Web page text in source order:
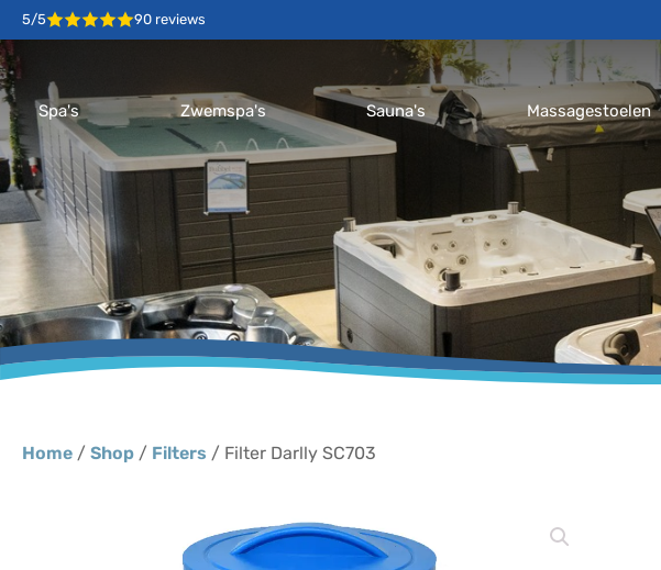
5/5 90 reviews
Spa's Zwemspa's Sauna's Massagestoelen
Home / Shop / Filters / Filter Darlly SC703